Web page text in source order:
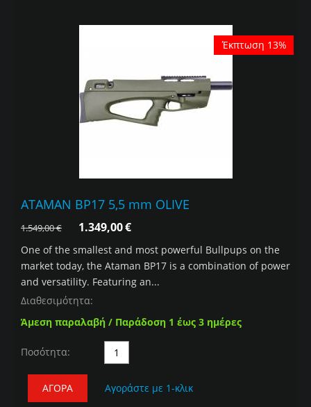
Έκπτωση 13%
ATAMAN BP17 5,5 mm OLIVE
1.549,00€ 1.349,00€
One of the smallest and most powerful Bullpups on the
market today, the Ataman BP17 is a combination of power
and versatility. Featuring an...
Διαθεσιμότητα:
Άμεση παραλαβή / Παράδοση 1 έως 3 ημέρες
Ποσότητα:
ΑΓΟΡΆ Αγοράστε με 1-κλικ